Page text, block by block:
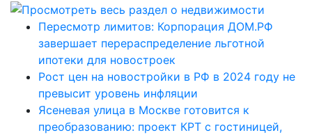
Пересмотр лимитов: Корпорация ДОМ.РФ
завершает перераспределение льготной
ипотеки для новостроек
Рост цен на новостройки в РФ в 2024 году не
превысит уровень инфляции
Ясеневая улица в Москве готовится к
преобразованию: проект КРТ с гостиницей,